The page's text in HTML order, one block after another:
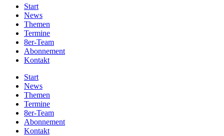
Start
News
Themen
Termine
8er-Team
Abonnement
Kontakt
Start
News
Themen
Termine
8er-Team
Abonnement
Kontakt